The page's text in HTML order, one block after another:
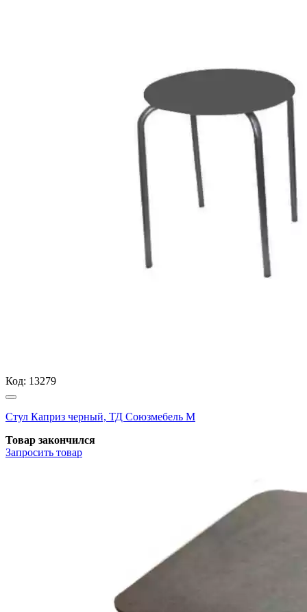
Код: 13279
Стул Каприз черный, ТД Союзмебель М
Товар закончился
Запросить товар